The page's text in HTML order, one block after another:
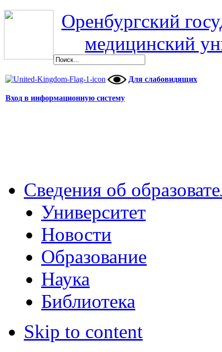
Оренбургский
медицинский
Для слабовидящих
Вход в информационную систему
Сведения об
Университет
Новости
Образование
Наука
Библиотека
Skip to content